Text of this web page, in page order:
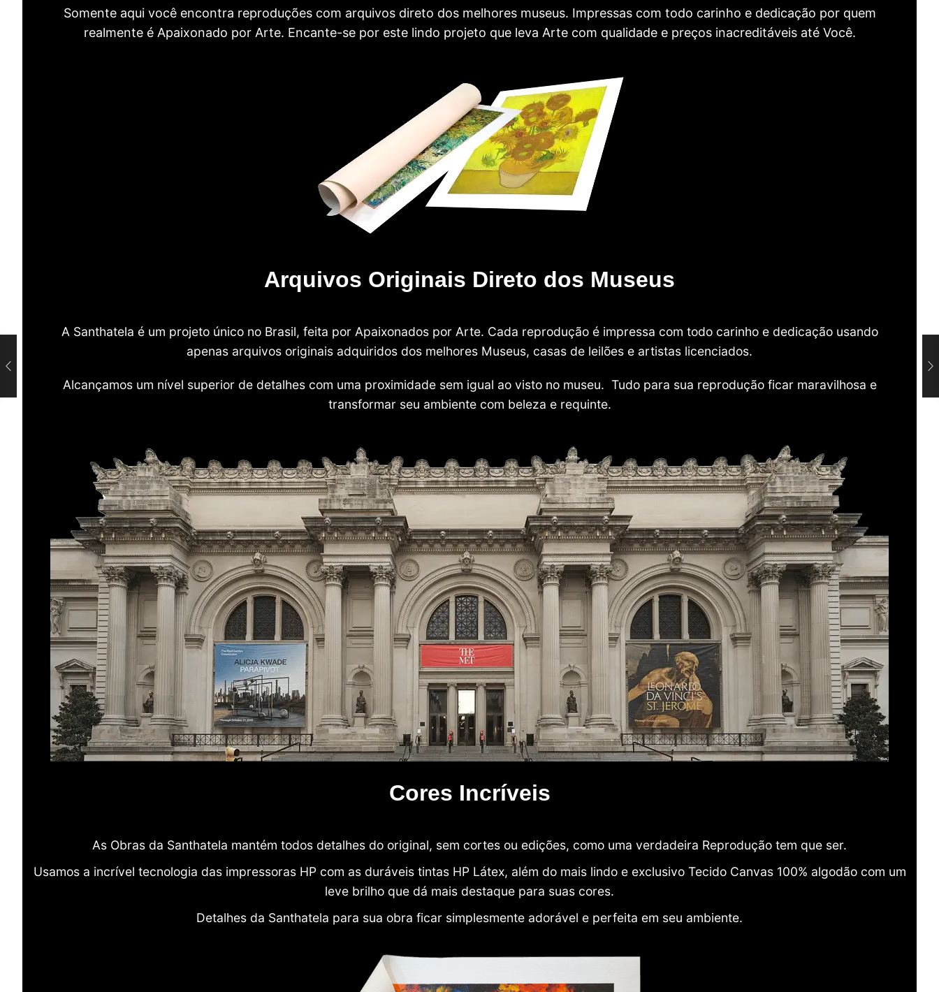
Somente aqui você encontra reproduções com arquivos direto dos melhores museus. Impressas com todo carinho e dedicação por quem
realmente é Apaixonado por Arte. Encante-se por este lindo projeto que leva Arte com qualidade e preços inacreditáveis até Você.
Arquivos Originais Direto dos Museus
A Santhatela é um projeto único no Brasil, feita por Apaixonados por Arte. Cada reprodução é impressa com todo carinho e dedicação usando
apenas arquivos originais adquiridos dos melhores Museus, casas de leilões e artistas licenciados.
Alcançamos um nível superior de detalhes com uma proximidade sem igual ao visto no museu. Tudo para sua reprodução ficar maravilhosa e
transformar seu ambiente com beleza e requinte.
Cores Incríveis
As Obras da Santhatela mantém todos detalhes do original, sem cortes ou edições, como uma verdadeira Reprodução tem que ser.
Usamos a incrível tecnologia das impressoras HP com as duráveis tintas HP Látex, além do mais lindo e exclusivo Tecido Canvas 100% algodão com um
leve brilho que dá mais destaque para suas cores.
Detalhes da Santhatela para sua obra ficar simplesmente adorável e perfeita em seu ambiente.